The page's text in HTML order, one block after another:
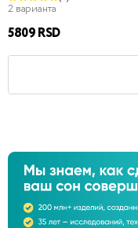
2 варианта
5809 RSD